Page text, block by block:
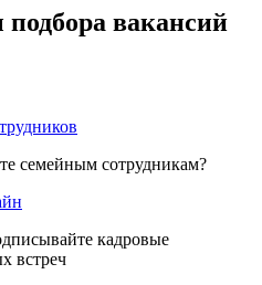
вакансий
семейным сотрудникам?
кадровые
встреч